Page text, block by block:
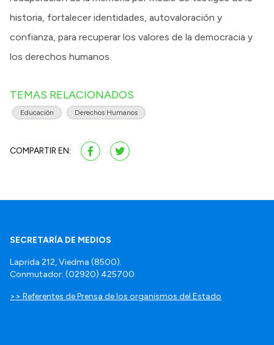
historia, fortalecer identidades, autovaloración y
confianza, para recuperar los valores de la democracia y
los derechos humanos.
TEMAS RELACIONADOS
Educación Derechos Humanos
COMPARTIR EN:
SECRETARÍA DE MEDIOS
Laprida 212, Viedma (8500).
Conmutador: (02920) 425700
>> Referentes de Prensa de los organismos del Estado